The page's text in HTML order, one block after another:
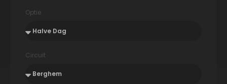
Optie
Circuit